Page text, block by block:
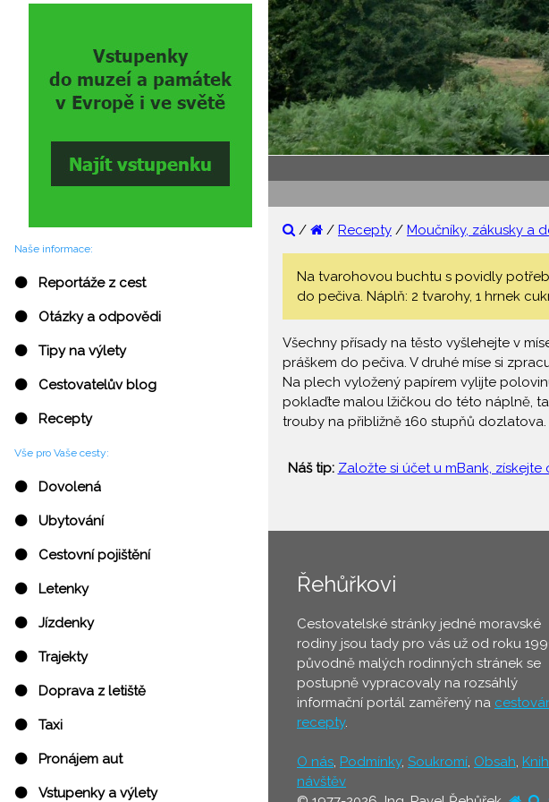
Naše informace:
⚫ Reportáže z cest
⚫ Otázky a odpovědi
⚫ Tipy na výlety
⚫ Cestovatelův blog
⚫ Recepty
Vše pro Vaše cesty:
⚫ Dovolená
⚫ Ubytování
⚫ Cestovní pojištění
⚫ Letenky
⚫ Jízdenky
⚫ Trajekty
⚫ Doprava z letiště
⚫ Taxi
⚫ Pronájem aut
⚫ Vstupenky a výlety
/ / Recepty / Moučníky, zákusky a
Na tvarohovou buchtu s povidly
do pečiva. Náplň: 2 tvarohy, 1 hrnek
Všechny přísady na těsto vyšlehejte v
práškem do pečiva. V druhé míse si
Na plech vyložený papírem vylijte
poklaďte malou lžičkou do této náplně,
trouby na přibližně 160 stupňů dozlatova.
Náš tip: Založte si účet u mBank, získejte
Řehůřkovi
Cestovatelské stránky jedné moravské
rodiny jsou tady pro vás už od roku
původně malých rodinných stránek se
postupně vypracovaly na rozsáhlý
informační portál zaměřený na
recepty.
O nás, Podmínky, Soukromí, Obsah,
návštěv